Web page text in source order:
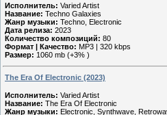
Исполнитель: Varied Artist
Название: Techno Galaxies
Жанр музыки: Techno, Electronic
Дата релиза: 2023
Количество композиций: 80
Формат | Качество: MP3 | 320 kbps
Размер: 1060 mb (+3% )
The Era Of Electronic (2023)
Исполнитель: Varied Artist
Название: The Era Of Electronic
Жанр музыки: Electronic, Synthwave,